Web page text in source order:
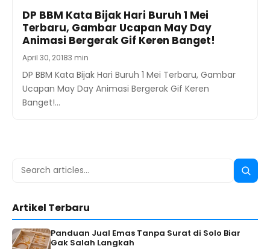
DP BBM Kata Bijak Hari Buruh 1 Mei
Terbaru, Gambar Ucapan May Day
Animasi Bergerak Gif Keren Banget!
April 30, 20183 min
DP BBM Kata Bijak Hari Buruh 1 Mei Terbaru, Gambar
Ucapan May Day Animasi Bergerak Gif Keren
Banget!…
Search
Search
Artikel Terbaru
Panduan Jual Emas Tanpa Surat di Solo Biar
Gak Salah Langkah